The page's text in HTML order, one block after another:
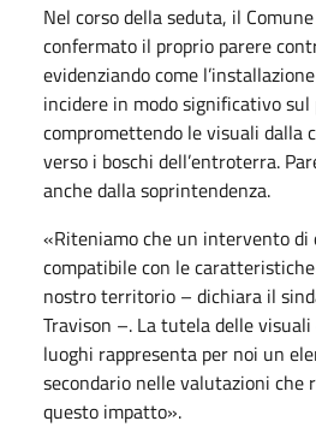
Nel corso della seduta, il
confermato il proprio parere
evidenziando come
incidere in modo significativo sul
compromettendo le visuali dalla
verso i boschi dell’entroterra.
anche dalla soprintendenza.
«Riteniamo che un intervento di
compatibile con le
nostro territorio – dichiara il
Travison –. La tutela delle visuali
luoghi rappresenta per noi un
secondario nelle valutazioni che
questo impatto».